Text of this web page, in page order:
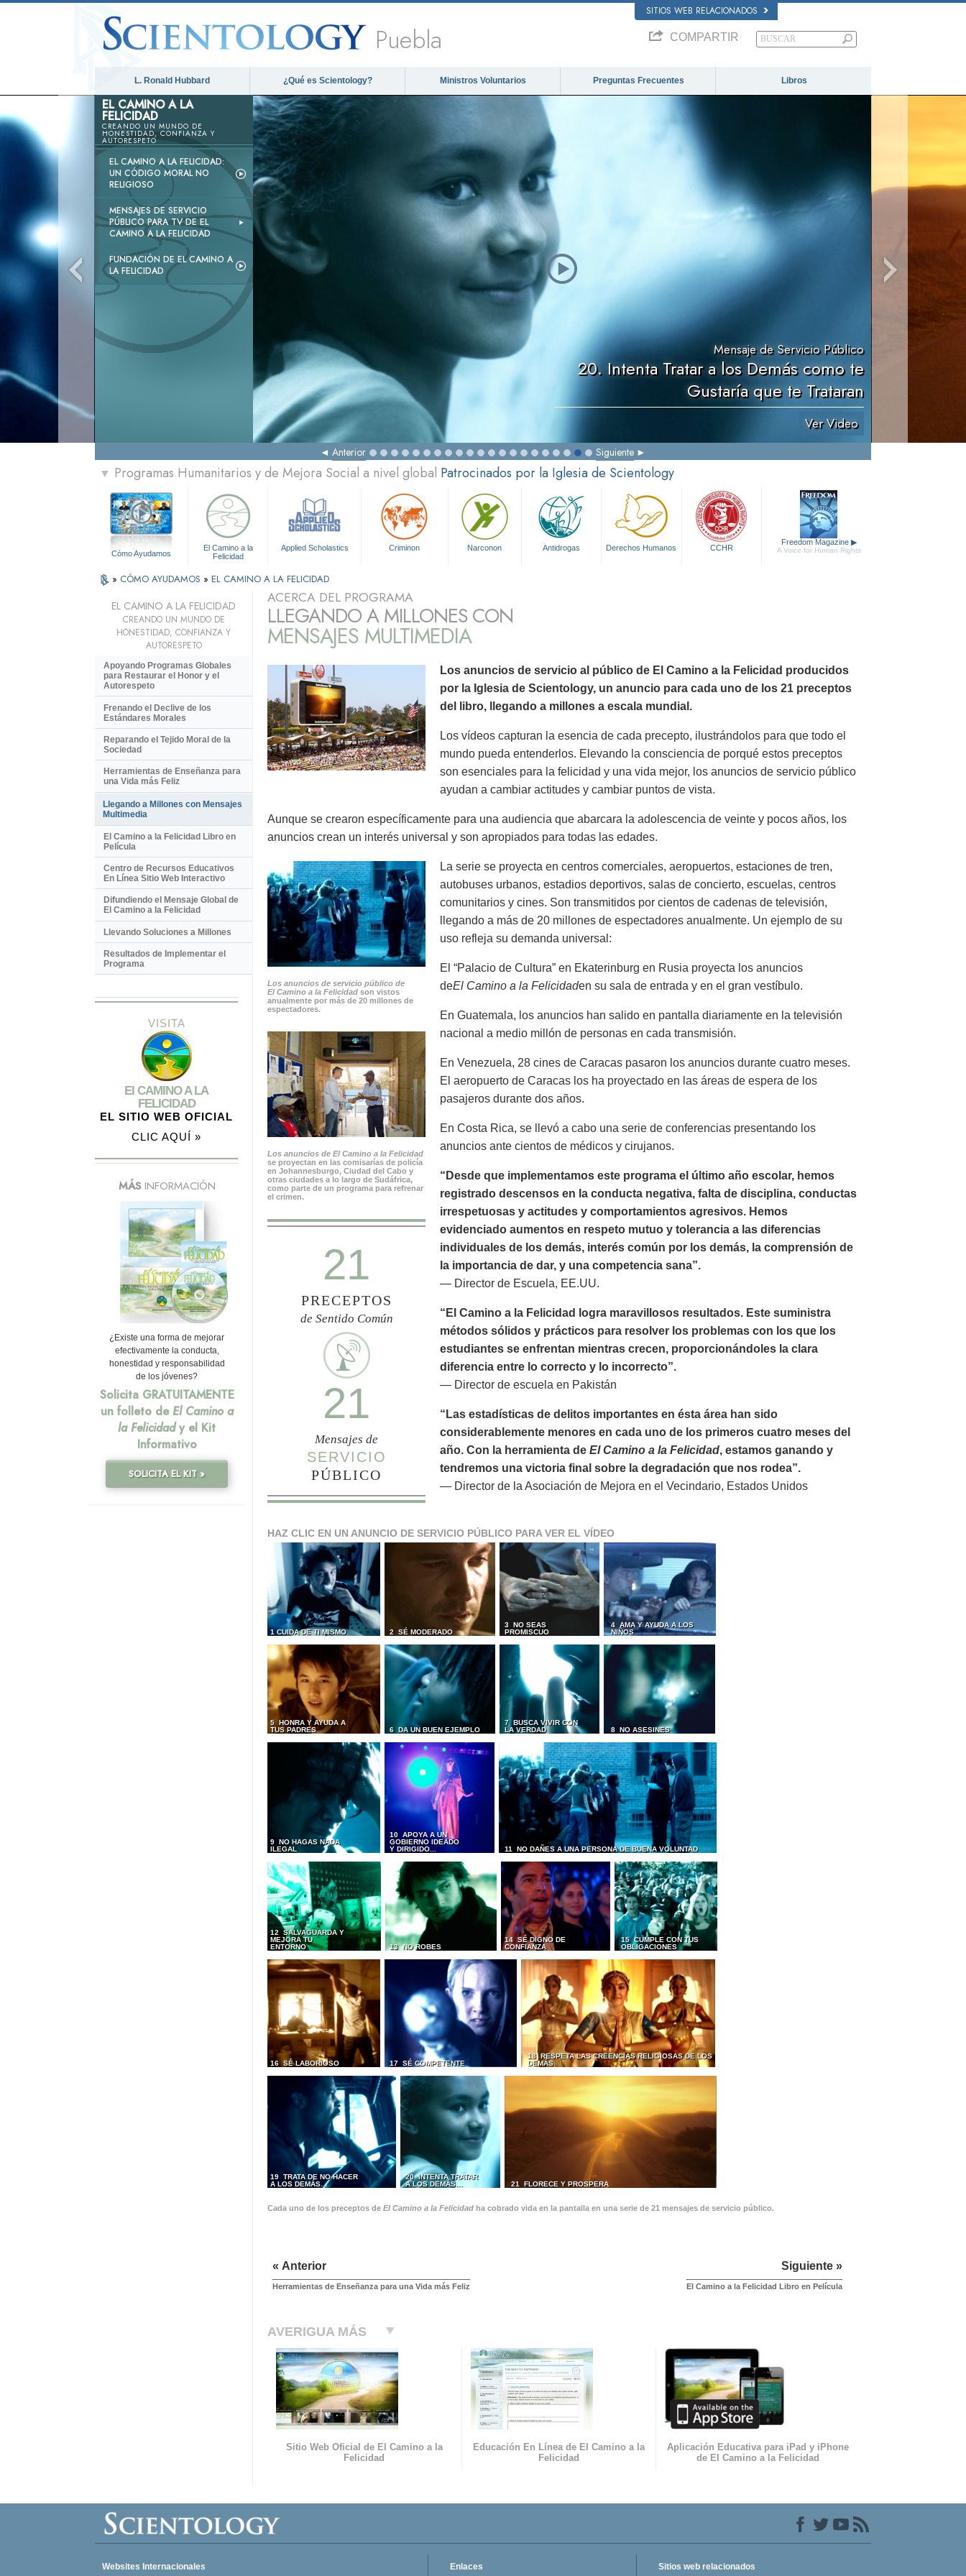
SITIOS WEB RELACIONADOS
Puebla COMPARTIR
L. Ronald Hubbard ¿Qué es Scientology? Ministros Voluntarios Preguntas Frecuentes Libros
EL CAMINO A LA
FELICIDAD
CREANDO UN MUNDO DE
HONESTIDAD, CONFIANZA Y
AUTORESPETO
EL CAMINO A LA FELICIDAD:
UN CÓDIGO MORAL NO
RELIGIOSO
MENSAJES DE SERVICIO
PÚBLICO PARA TV DE EL
CAMINO A LA FELICIDAD
FUNDACIÓN DE EL CAMINO A
LA FELICIDAD
Mensaje de Servicio Público
20. Intenta Tratar a los Demás como te
Gustaría que te Trataran
Ver Video
Anterior Siguiente
▼ Programas Humanitarios y de Mejora Social a nivel global Patrocinados por la Iglesia de Scientology
Cómo Ayudamos
El Camino a la
Felicidad
Applied Scholastics Criminon Narconon Antidrogas Derechos Humanos CCHR
Freedom Magazine ▶
A Voice for Human Rights
» CÓMO AYUDAMOS » EL CAMINO A LA FELICIDAD
ACERCA DEL PROGRAMA
LLEGANDO A MILLONES CON
MENSAJES MULTIMEDIA
Los anuncios de servicio al público de El Camino a la Felicidad producidos
por la Iglesia de Scientology, un anuncio para cada uno de los 21 preceptos
del libro, llegando a millones a escala mundial.
Los vídeos capturan la esencia de cada precepto, ilustrándolos para que todo el
mundo pueda entenderlos. Elevando la consciencia de porqué estos preceptos
son esenciales para la felicidad y una vida mejor, los anuncios de servicio público
ayudan a cambiar actitudes y cambiar puntos de vista.
Aunque se crearon específicamente para una audiencia que abarcara la adolescencia de veinte y pocos años, los
anuncios crean un interés universal y son apropiados para todas las edades.
Los anuncios de servicio público de
El Camino a la Felicidad son vistos
anualmente por más de 20 millones de
espectadores.
Los anuncios de El Camino a la Felicidad
se proyectan en las comisarías de policía
en Johannesburgo, Ciudad del Cabo y
otras ciudades a lo largo de Sudáfrica,
como parte de un programa para refrenar
el crimen.
La serie se proyecta en centros comerciales, aeropuertos, estaciones de tren,
autobuses urbanos, estadios deportivos, salas de concierto, escuelas, centros
comunitarios y cines. Son transmitidos por cientos de cadenas de televisión,
llegando a más de 20 millones de espectadores anualmente. Un ejemplo de su
uso refleja su demanda universal:
El “Palacio de Cultura” en Ekaterinburg en Rusia proyecta los anuncios
deEl Camino a la Felicidaden su sala de entrada y en el gran vestíbulo.
En Guatemala, los anuncios han salido en pantalla diariamente en la televisión
nacional a medio millón de personas en cada transmisión.
En Venezuela, 28 cines de Caracas pasaron los anuncios durante cuatro meses.
El aeropuerto de Caracas los ha proyectado en las áreas de espera de los
pasajeros durante dos años.
En Costa Rica, se llevó a cabo una serie de conferencias presentando los
anuncios ante cientos de médicos y cirujanos.
21
PRECEPTOS
de Sentido Común
21
Mensajes de
SERVICIO
PÚBLICO
“Desde que implementamos este programa el último año escolar, hemos
registrado descensos en la conducta negativa, falta de disciplina, conductas
irrespetuosas y actitudes y comportamientos agresivos. Hemos
evidenciado aumentos en respeto mutuo y tolerancia a las diferencias
individuales de los demás, interés común por los demás, la comprensión de
la importancia de dar, y una competencia sana”.
— Director de Escuela, EE.UU.
“El Camino a la Felicidad logra maravillosos resultados. Este suministra
métodos sólidos y prácticos para resolver los problemas con los que los
estudiantes se enfrentan mientras crecen, proporcionándoles la clara
diferencia entre lo correcto y lo incorrecto”.
— Director de escuela en Pakistán
“Las estadísticas de delitos importantes en ésta área han sido
considerablemente menores en cada uno de los primeros cuatro meses del
año. Con la herramienta de El Camino a la Felicidad, estamos ganando y
tendremos una victoria final sobre la degradación que nos rodea”.
— Director de la Asociación de Mejora en el Vecindario, Estados Unidos
HAZ CLIC EN UN ANUNCIO DE SERVICIO PÚBLICO PARA VER EL VÍDEO
1 CUIDA DE TI MISMO 2 SÉ MODERADO
3 NO SEAS
PROMISCUO
4 AMA Y AYUDA A LOS
NIÑOS
5 HONRA Y AYUDA A
TUS PADRES
6 DA UN BUEN EJEMPLO
7 BUSCA VIVIR CON
LA VERDAD
8 NO ASESINES
9 NO HAGAS NADA
ILEGAL
10 APOYA A UN
GOBIERNO IDEADO
Y DIRIGIDO...
11 NO DAÑES A UNA PERSONA DE BUENA VOLUNTAD
12 SALVAGUARDA Y
MEJORA TU
ENTORNO
13 NO ROBES
14 SÉ DIGNO DE
CONFIANZA
15 CUMPLE CON TUS
OBLIGACIONES
16 SÉ LABORIOSO 17 SÉ COMPETENTE
18 RESPETA LAS CREENCIAS RELIGIOSAS DE LOS
DEMÁS
19 TRATA DE NO HACER
A LOS DEMÁS…
20 INTENTA TRATAR
A LOS DEMÁS…
21 FLORECE Y PROSPERA
Cada uno de los preceptos de El Camino a la Felicidad ha cobrado vida en la pantalla en una serie de 21 mensajes de servicio público.
« Anterior
Herramientas de Enseñanza para una Vida más Feliz
Siguiente »
El Camino a la Felicidad Libro en Película
AVERIGUA MÁS
Sitio Web Oficial de El Camino a la
Felicidad
Educación En Línea de El Camino a la
Felicidad
Aplicación Educativa para iPad y iPhone
de El Camino a la Felicidad
EL CAMINO A LA FELICIDAD
CREANDO UN MUNDO DE
HONESTIDAD, CONFIANZA Y
AUTORESPETO
Apoyando Programas Globales
para Restaurar el Honor y el
Autorespeto
Frenando el Declive de los
Estándares Morales
Reparando el Tejido Moral de la
Sociedad
Herramientas de Enseñanza para
una Vida más Feliz
Llegando a Millones con Mensajes
Multimedia
El Camino a la Felicidad Libro en
Película
Centro de Recursos Educativos
En Línea Sitio Web Interactivo
Difundiendo el Mensaje Global de
El Camino a la Felicidad
Llevando Soluciones a Millones
Resultados de Implementar el
Programa
VISITA
El CAMINO A LA
FELICIDAD
EL SITIO WEB OFICIAL
CLIC AQUÍ »
MÁSINFORMACIÓN
¿Existe una forma de mejorar
efectivamente la conducta,
honestidad y responsabilidad
de los jóvenes?
Solicita GRATUITAMENTE
un folleto de El Camino a
la Felicidady el Kit
Informativo
SOLICITA EL KIT »
Websites Internacionales Enlaces Sitios web relacionados